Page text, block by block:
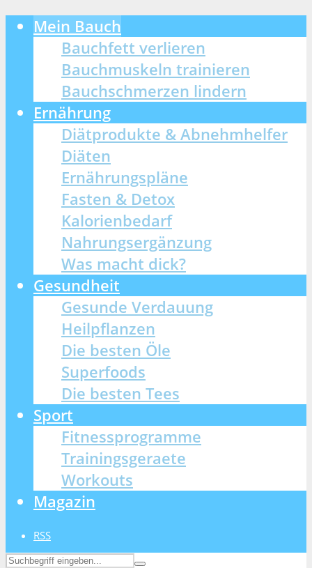
Mein Bauch
Bauchfett verlieren
Bauchmuskeln trainieren
Bauchschmerzen lindern
Ernährung
Diätprodukte & Abnehmhelfer
Diäten
Ernährungspläne
Fasten & Detox
Kalorienbedarf
Nahrungsergänzung
Was macht dick?
Gesundheit
Gesunde Verdauung
Heilpflanzen
Die besten Öle
Superfoods
Die besten Tees
Sport
Fitnessprogramme
Trainingsgeraete
Workouts
Magazin
RSS